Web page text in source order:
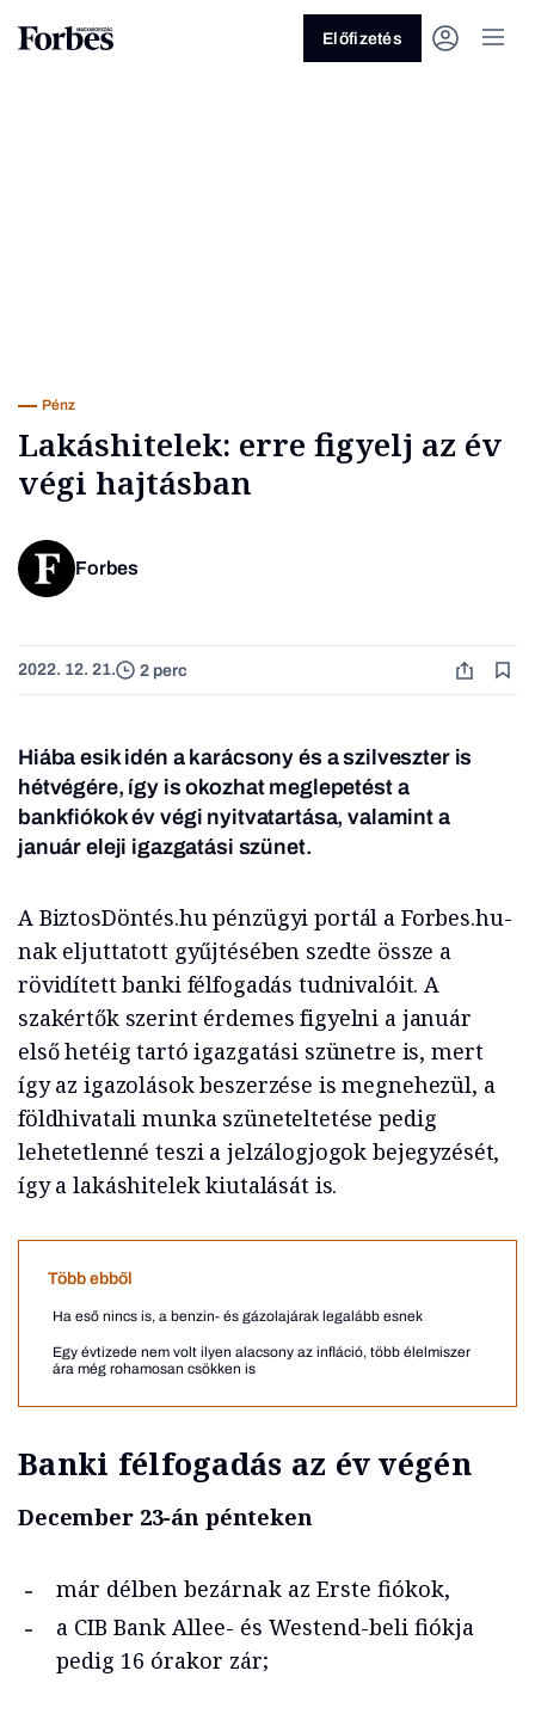
Előfizetés
Pénz
Lakáshitelek: erre figyelj az év
végi hajtásban
Forbes
2022. 12. 21. 2 perc
Hiába esik idén a karácsony és a szilveszter is
hétvégére, így is okozhat meglepetést a
bankfiókok év végi nyitvatartása, valamint a
január eleji igazgatási szünet.
A BiztosDöntés.hu pénzügyi portál a Forbes.hu-
nak eljuttatott gyűjtésében szedte össze a
rövidített banki félfogadás tudnivalóit. A
szakértők szerint érdemes figyelni a január
első hetéig tartó igazgatási szünetre is, mert
így az igazolások beszerzése is megnehezül, a
földhivatali munka szüneteltetése pedig
lehetetlenné teszi a jelzálogjogok bejegyzését,
így a lakáshitelek kiutalását is.
Több ebből
Ha eső nincs is, a benzin- és gázolajárak legalább esnek
Egy évtizede nem volt ilyen alacsony az infláció, több élelmiszer
ára még rohamosan csökken is
Banki félfogadás az év végén
December 23-án pénteken
már délben bezárnak az Erste fiókok,
a CIB Bank Allee- és Westend-beli fiókja
pedig 16 órakor zár;